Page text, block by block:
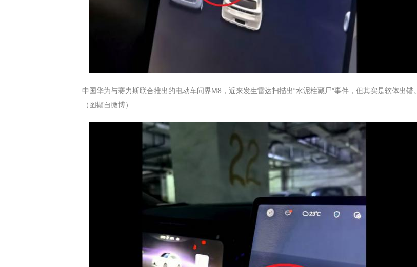
中国华为与赛力斯联合推出的电动车问界M8，近来发生雷达扫描出“水泥柱藏尸”事件，但其实是软体出错。
（图撷自微博）